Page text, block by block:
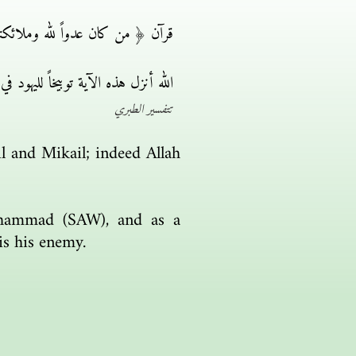
قرآن ﴿ من كان عدواً لله
الله أنزل هذه الآية توبيخاً
تتفسير الطبري
and Mikail; indeed Allah
(SAW), and as a
his enemy.